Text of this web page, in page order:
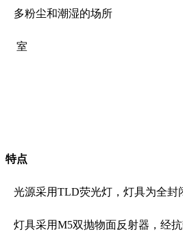
多粉尘和潮湿的场所
室
特点
光源采用TLD荧光灯，灯具为全封
灯具采用M5双抛物面反射器，经